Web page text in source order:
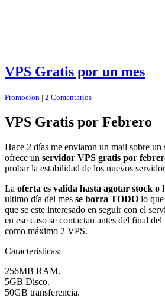
VPS Gratis por un mes
Promocion | 2 Comentarios
VPS Gratis por Febrero
Hace 2 días me enviaron un mail sobre
ofrece un servidor VPS gratis por
probar la estabilidad de los nuevos
La oferta es valida hasta agotar stock o
ultimo día del mes se borra TODO lo que
que se este interesado en seguir con el
en ese caso se contactan antes del final
como máximo 2 VPS.
Caracteristicas:
256MB RAM.
5GB Disco.
50GB transferencia.